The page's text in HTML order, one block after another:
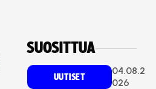
SUOSITTUA
UUTISET
04.08.2
026